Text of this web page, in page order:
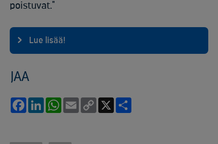
poistuvat."
Lue lisää!
JAA
FacebookLinkedInWhatsApp
Email
Copy